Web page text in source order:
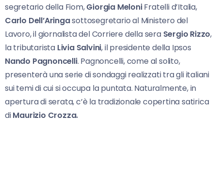
segretario della Fiom,Giorgia MeloniFratelli d’Italia,
Carlo Dell’Aringasottosegretario al Ministero del
Lavoro, il giornalista del Corriere della sera Sergio Rizzo,
la tributarista Livia Salvini, il presidente della Ipsos
Nando Pagnoncelli. Pagnoncelli, come al solito,
presenterà una serie di sondaggi realizzati tra gli italiani
sui temi di cui si occupa la puntata. Naturalmente, in
apertura di serata, c’è la tradizionale copertina satirica
diMaurizio Crozza.